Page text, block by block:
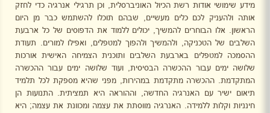
מידע שימושי אודות רשת הכיול האוניברסלית, וכן תרגילי אנרגיה כדי לחזק
אותה ולהעניק לכם כלים מעשיים, שבהם תוכלו להשתמש כבר מן היום
הראשון. אלו הבוחרים להמשיך, יכולים ללמוד את הדפוסים של כל ארבעת
השלבים של הטכניקה, ולהמשיך ולהפוך למטפלים, ואפילו למורים. תעודת
ההסמכה למטפלים בארבעת השלבים ותוכנית הצמיחה האישית אורכות
שלושה ימים עבור ההכשרה הבסיסית, ועוד שלושה ימים עבור ההכשרה
המתקדמת. ההכשרה מתקדמת במהירות, מפני שהיא מספקת לכל תלמיד
תיאום ישיר עם האנרגיה החדשה, וההוראה היא תמציתית. התנועות הן
חינניות וקלות ללמידה. האנרגיה מווסתת את עצמה ומכוונת את עצמה; היא